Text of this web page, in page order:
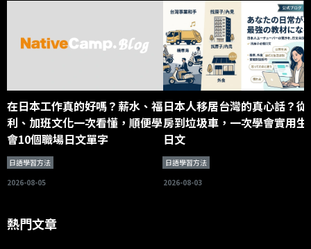
在日本工作真的好嗎？薪水、福
利、加班文化一次看懂，順便學
會10個職場日文單字
日語學習方法
2026-08-05
日本人移居台灣的真心話？從
房到垃圾車，一次學會實用生
日文
日語學習方法
2026-08-03
熱門文章